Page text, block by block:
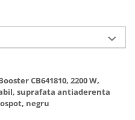
CB641810, 2200 W,
suprafata antiaderenta
negru